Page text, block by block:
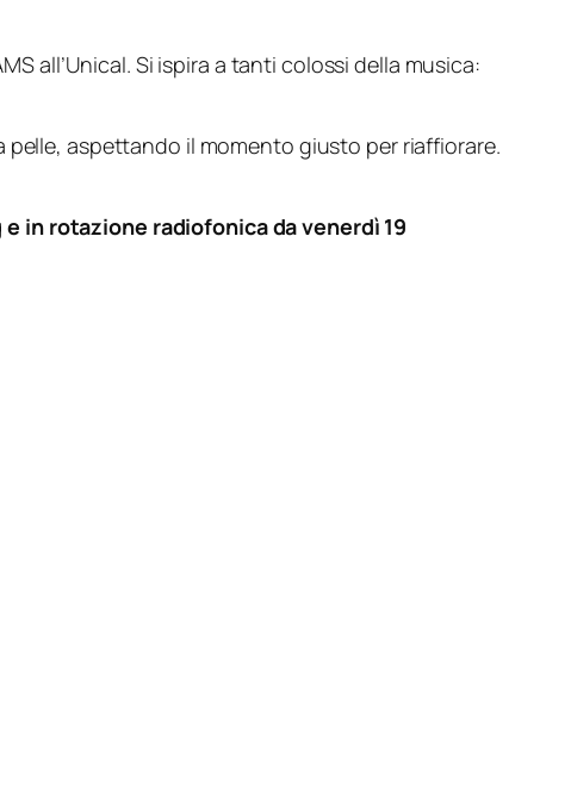
all’Unical. Si ispira a tanti colossi della musica:
aspettando il momento giusto per riaffiorare.
in rotazione radiofonica da venerdì 19